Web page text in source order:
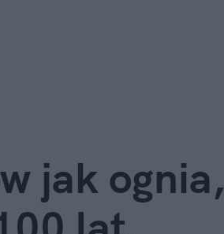
jak ognia,